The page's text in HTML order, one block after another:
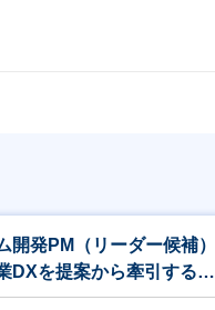
開発PM（リーダー候補）
DXを提案から牽引するプ
トマネージャー